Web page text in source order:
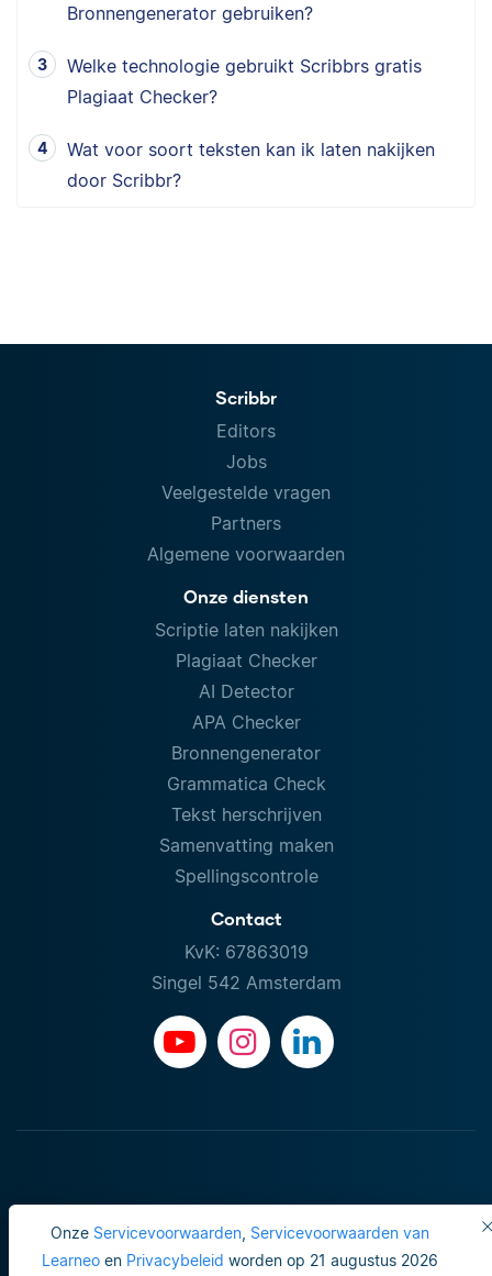
Onze Servicevoorwaarden, Servicevoorwaarden van
Learneoen Privacybeleid worden op 21 augustus 2026
Bronnengenerator gebruiken?
Welke technologie gebruikt Scribbrs gratis
Plagiaat Checker?
Wat voor soort teksten kan ik laten nakijken
door Scribbr?
Scribbr
Editors
Jobs
Veelgestelde vragen
Partners
Algemene voorwaarden
Onze diensten
Scriptie laten nakijken
Plagiaat Checker
AI Detector
APA Checker
Bronnengenerator
Grammatica Check
Tekst herschrijven
Samenvatting maken
Spellingscontrole
Contact
KvK: 67863019
Singel 542 Amsterdam